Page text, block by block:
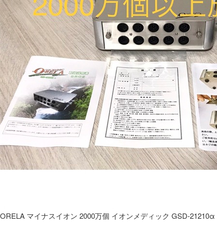
ORELA マイナスイオン 2000万個 イオンメディック GSD-21210α